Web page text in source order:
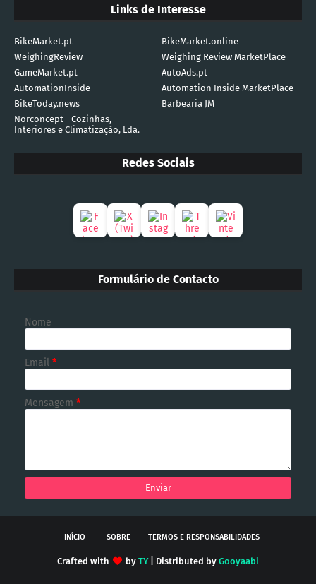
Links de Interesse
BikeMarket.pt
BikeMarket.online
WeighingReview
Weighing Review MarketPlace
GameMarket.pt
AutoAds.pt
AutomationInside
Automation Inside MarketPlace
BikeToday.news
Barbearia JM
Norconcept - Cozinhas,
Interiores e Climatização, Lda.
Redes Sociais
Formulário de Contacto
Nome
Email *
Mensagem *
INÍCIO SOBRE TERMOS E RESPONSABILIDADES
Crafted with by TY| Distributed by Gooyaabi